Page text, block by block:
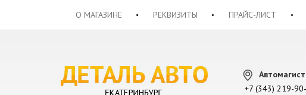
О МАГАЗИНЕ РЕКВИЗИТЫ ПРАЙС-ЛИСТ
+7 (343) 219-